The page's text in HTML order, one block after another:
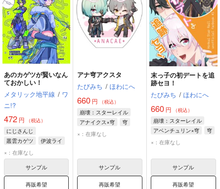
あのカゲツが賢いなん
ておかしい！
メタリック地平線 / ワ
ニ!?
472 円 （税込）
にじさんじ
叢雲カゲツ
伊波ライ
×：在庫なし
サンプル
再販希望
アナ穹アクスタ
たびみち / ほわにへ
660 円 （税込）
崩壊：スターレイル
アナイクス×穹
穹
アナイクス
×：在庫なし
サンプル
再販希望
末っ子の初デートを追
跡セヨ！
たびみち / ほわにへ
660円 （税込）
崩壊：スターレイル
アベンチュリン×穹
穹
アベンチュリン
×：在庫なし
サンプル
再販希望